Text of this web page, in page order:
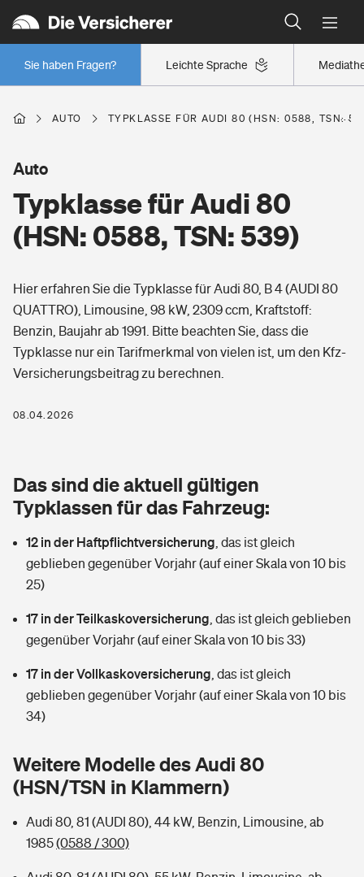
Leichte Sprache
Sie haben Fragen?
Wer versichert was: Jetzt Versicherer finden
Regionalklassen: So ist Ihre Region eingestuft
Wer versichert was: Jetzt Versicherer finden
Berufsunfähigkeitsversicherung
Erwerbsunfähigkeitsversicherung
Grundfähigkeitsversicherung
Arbeitsrechtsschutz
Berufshaftpflichtversicherung
Zur Übersicht
Tools
Wer versichert was: Jetzt Versicherer finden
Sie haben Fragen?
Wohnen
Elementarversicherung
Glasversicherung
Mietkautionsversicherung
Restkreditversicherung
Tools
Hochwasser-Check: Wie gefährdet ist Ihr Haus?
Sie haben Fragen?
Freizeit
Pri­vate Haft­pflicht­
Kinderunfall­ver­si­che­rung
Kinderinvalidität
Hundehalter-Haftpflicht
Handyversicherung
Private Cyberversicherung
Zur Übersicht
Gesundheit
Private Krankenversicherung
Dread-Disease-Versicherung
Tierkrankenversicherung
Zur Übersicht
Tools
Wer versichert was: Jetzt Versicherer finden
Rentenrechner: Wie viel Geld bekomme ich im Alter?
AUTO TYPKLASSE FÜR AUDI 80 (HSN: 0588, TSN:
Typklasse für Audi 80
(HSN: 0588, TSN: 539)
Auto
Hier erfahren Sie die Typklasse für Audi 80, B 4 (AUDI 80
QUATTRO), Limousine, 98 kW, 2309 ccm, Kraftstoff:
Benzin, Baujahr ab 1991. Bitte beachten Sie, dass die
Typklasse nur ein Tarifmerkmal von vielen ist, um den Kfz-
Versicherungsbeitrag zu berechnen.
08.04.2026
Das sind die aktuell gültigen
Typklassen für das Fahrzeug:
12 in der Haftpflichtversicherung das ist gleich
geblieben gegenüber Vorjahr (auf einer Skala von 10 bis
25)
17 in der Teilkaskoversicherung das ist gleich geblieben
gegenüber Vorjahr (auf einer Skala von 10 bis 33)
17 in der Vollkaskoversicherung das ist gleich
geblieben gegenüber Vorjahr (auf einer Skala von 10 bis
34)
Weitere Modelle des Audi 80
(HSN/TSN in Klammern)
Audi 80, 81 (AUDI 80), 44 kW, Benzin, Limousine, ab
1985(0588 / 300)